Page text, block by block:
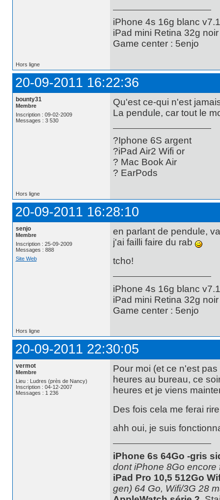
iPhone 4s 16g blanc
iPad mini Retina 32g
Game center : 5enjo
Hors ligne
20-09-2011 16:22:36
bounty31
Membre
Inscription : 09-02-2009
Messages : 3 530
Qu'est ce-qui n'est
La pendule, car tout le
?Iphone 6S argent
?iPad Air2 Wifi or
? Mac Book Air
? EarPods
Hors ligne
20-09-2011 16:28:10
senjo
Membre
Inscription : 25-09-2009
Messages : 888
Site Web
en parlant de pendule,
j'ai failli faire du rab
tcho!
iPhone 4s 16g blanc
iPad mini Retina 32g
Game center : 5enjo
Hors ligne
20-09-2011 22:30:05
vermot
Membre
Lieu : Ludres (près de Nancy)
Inscription : 04-12-2007
Messages : 1 236
Pour moi (et ce n'est
heures au bureau, ce
heures et je viens
Des fois cela me ferai
ahh oui, je suis
iPhone 6s 64Go -gris
dont iPhone 8Go
iPad Pro 10,5 512Go
gen) 64 Go, Wifi/3G 28